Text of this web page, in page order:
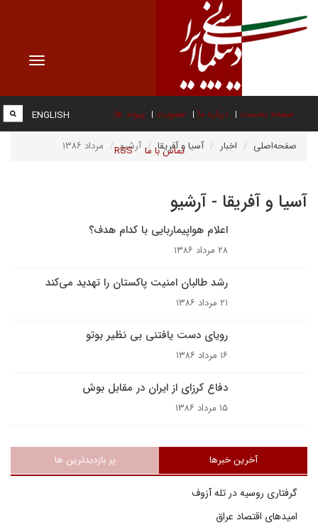
Toggle
صفحه نخست درباره ما عضویت پیوند ها
تماس با ما RSS
ENGLISH
صفحه‌اصلی اخبار آسیا و آفریقا آرشیو مرداد ۱۳۸۶
آسیا و آفریقا - آرشیو
اعلام هواپیماربایی با کدام هدف؟
۲۸ مرداد ۱۳۸۶
رشد طالبان امنيت پاکستان را تهديد مى‌کند
۲۱ مرداد ۱۳۸۶
روياى دست يافتنى بى نظير بوتو
۱۶ مرداد ۱۳۸۶
دفاع کرزاى از ايران در مقابل بوش
۱۵ مرداد ۱۳۸۶
آخرین خبرها پر بازدیدترین ها
گرفتاری روسیه در تله آزوف
امیدهای اقتصاد عراق